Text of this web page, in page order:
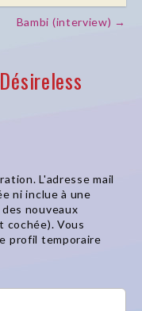
Bambi (interview) →
Désireless
L'adresse mail
ni inclue à une
nouveaux
cochée). Vous
profil temporaire